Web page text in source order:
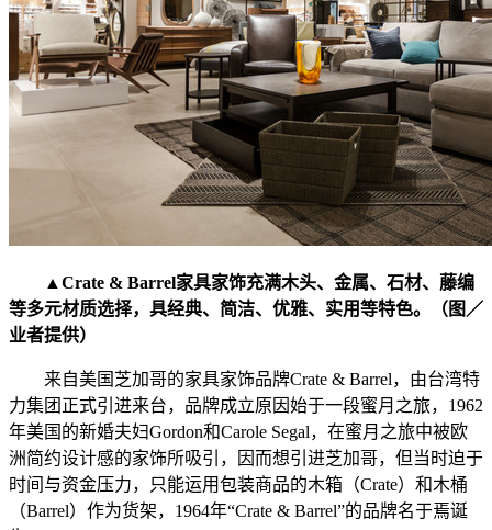
▲Crate & Barrel家具家饰充满木头、金属、石材、藤编
等多元材质选择，具经典、简洁、优雅、实用等特色。（图／
业者提供）
来自美国芝加哥的家具家饰品牌Crate & Barrel，由台湾特
力集团正式引进来台，品牌成立原因始于一段蜜月之旅，1962
年美国的新婚夫妇Gordon和Carole Segal，在蜜月之旅中被欧
洲简约设计感的家饰所吸引，因而想引进芝加哥，但当时迫于
时间与资金压力，只能运用包装商品的木箱（Crate）和木桶
（Barrel）作为货架，1964年“Crate & Barrel”的品牌名于焉诞